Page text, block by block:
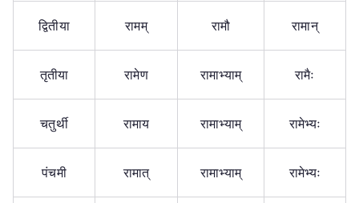
द्वितीया रामम् रामौ रामान्
तृतीया रामेण रामाभ्याम् रामैः
चतुर्थी रामाय रामाभ्याम् रामेभ्यः
पंचमी रामात् रामाभ्याम् रामेभ्यः